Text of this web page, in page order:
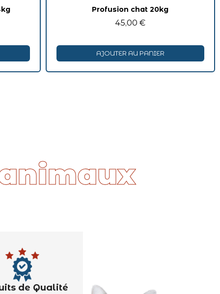
Profusion chat 20kg
45,00 €
AJOUTER AU PANIER
de Qualité